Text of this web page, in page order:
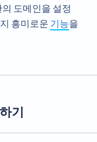
도메인을 설정
흥미로운 기능을
기